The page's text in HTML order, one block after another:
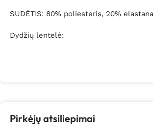
SUDĖTIS: 80% poliesteris, 20%
Dydžių lentelė:
Pirkėjų atsiliepimai